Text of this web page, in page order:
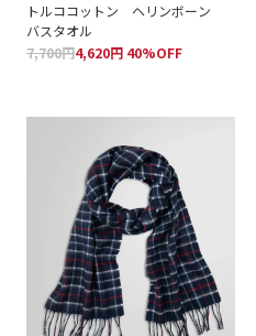
トルココットン ヘリンボーン
バスタオル
7,700円4,620円 40%OFF